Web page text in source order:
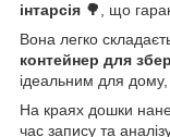
інтарсія 🌳, що
Вона легко
контейнер для
ідеальним для дому,
На краях дошки
час запису та